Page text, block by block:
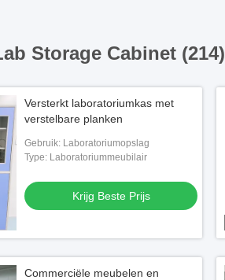
Storage Cabinet (214)
Versterkt laboratoriumkas met
verstelbare planken
Gebruik: Laboratoriumopslag
Type: Laboratoriummeubilair
Krijg Beste Prijs
Commerciële meubelen en